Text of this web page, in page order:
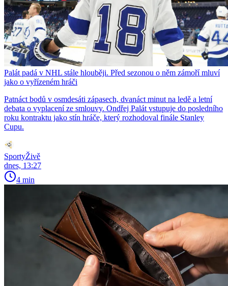
Palát padá v NHL stále hlouběji. Před sezonou o něm zámoří mluví
jako o vyřízeném hráči
Patnáct bodů v osmdesáti zápasech, dvanáct minut na ledě a letní
debata o vyplacení ze smlouvy. Ondřej Palát vstupuje do posledního
roku kontraktu jako stín hráče, který rozhodoval finále Stanley
Cupu.
SportyŽivě
dnes, 13:27
4 min